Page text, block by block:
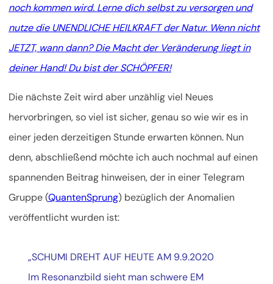
noch kommen wird. Lerne dich selbst zu versorgen und
nutze die UNENDLICHE HEILKRAFT der Natur. Wenn nicht
JETZT, wann dann? Die Macht der Veränderung liegt in
deiner Hand! Du bist der SCHÖPFER!
Die nächste Zeit wird aber unzählig viel Neues
hervorbringen, so viel ist sicher, genau so wie wir es in
einer jeden derzeitigen Stunde erwarten können. Nun
denn, abschließend möchte ich auch nochmal auf einen
spannenden Beitrag hinweisen, der in einer Telegram
Gruppe (QuantenSprung) bezüglich der Anomalien
veröffentlicht wurden ist:
„SCHUMI DREHT AUF HEUTE AM 9.9.2020
Im Resonanzbild sieht man schwere EM